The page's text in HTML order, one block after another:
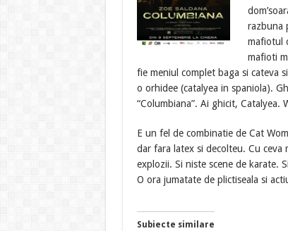
razbuna
mafiotul
mafioti
fie meniul complet baga si cateva
o orhidee (catalyea in spaniola).
“Columbiana”. Ai ghicit, Catalyea.
E un fel de combinatie de Cat
dar fara latex si decolteu. Cu ceva
explozii. Si niste scene de karate.
O ora jumatate de plictiseala si
Subiecte similare